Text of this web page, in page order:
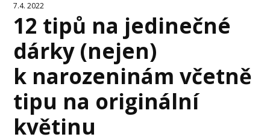
7.4. 2022
12 tipů na jedinečné
dárky (nejen)
k narozeninám včetně
tipu na originální
květinu